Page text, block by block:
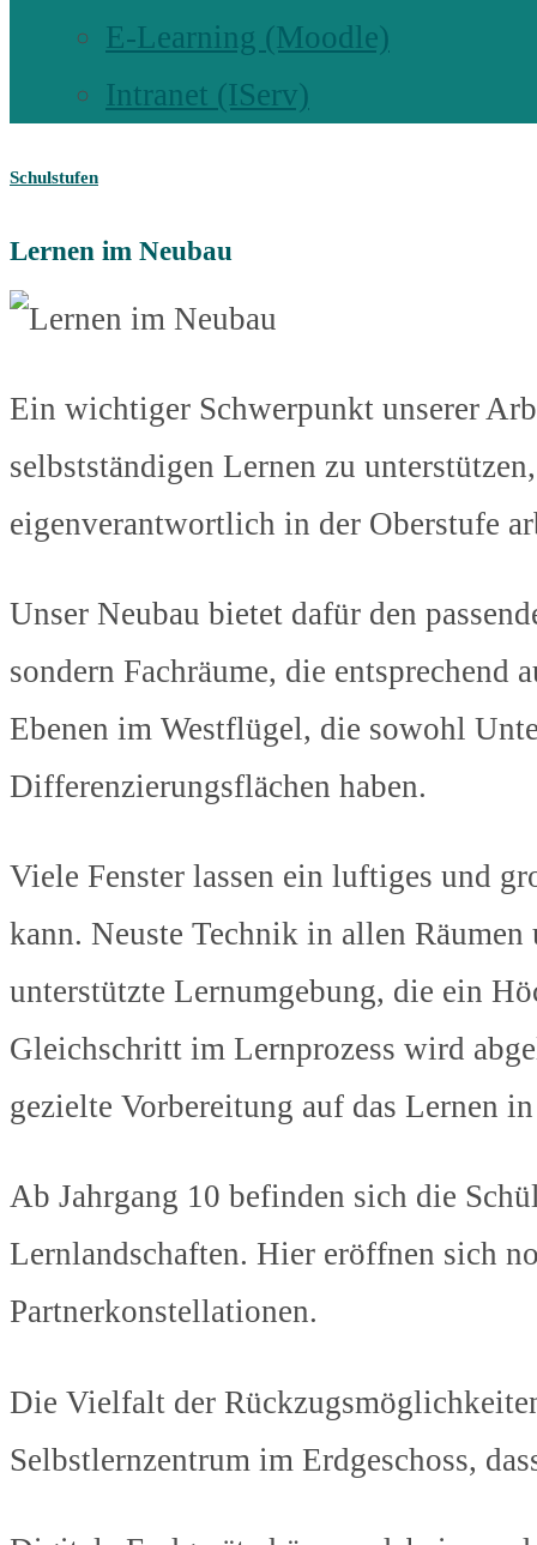
E-Learning (Moodle)
Intranet (IServ)
Schulstufen
Lernen im Neubau
Ein wichtiger Schwerpunkt unserer
selbstständigen Lernen zu
eigenverantwortlich in der Oberstufe
Unser Neubau bietet dafür den
sondern Fachräume, die entsprechend
Ebenen im Westflügel, die sowohl
Differenzierungsflächen haben.
Viele Fenster lassen ein luftiges und
kann. Neuste Technik in allen
unterstützte Lernumgebung, die ein
Gleichschritt im Lernprozess wird
gezielte Vorbereitung auf das Lernen
Ab Jahrgang 10 befinden sich die
Lernlandschaften. Hier eröffnen sich
Partnerkonstellationen.
Die Vielfalt der
Selbstlernzentrum im Erdgeschoss,